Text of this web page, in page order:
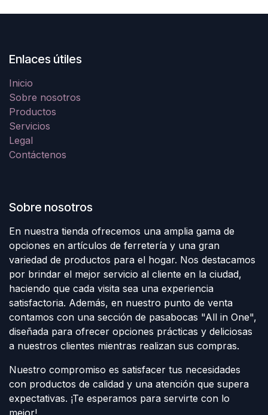
Enlaces útiles
Inicio
Sobre nosotros
Productos
Servicios
Legal
Contáctenos
Sobre nosotros
En nuestra tienda ofrecemos una amplia gama de
opciones en artículos de ferretería y una gran
variedad de productos para el hogar. Nos destacamos
por brindar el mejor servicio al cliente en la ciudad,
haciendo que cada visita sea una experiencia
satisfactoria. Además, en nuestro punto de venta
contamos con una sección de pasabocas "All in One",
diseñada para ofrecer opciones prácticas y deliciosas
a nuestros clientes mientras realizan sus compras.
Nuestro compromiso es satisfacer tus necesidades
con productos de calidad y una atención que supera
expectativas. ¡Te esperamos para servirte con lo